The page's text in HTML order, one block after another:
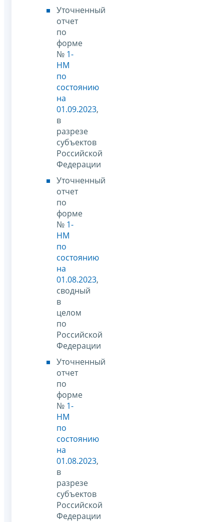
Уточненный
отчет
по
форме
№ 1-
НМ
по
состоянию
на
01.09.2023,
в
разрезе
субъектов
Российской
Федерации
Уточненный
отчет
по
форме
№ 1-
НМ
по
состоянию
на
01.08.2023,
сводный
в
целом
по
Российской
Федерации
Уточненный
отчет
по
форме
№ 1-
НМ
по
состоянию
на
01.08.2023,
в
разрезе
субъектов
Российской
Федерации